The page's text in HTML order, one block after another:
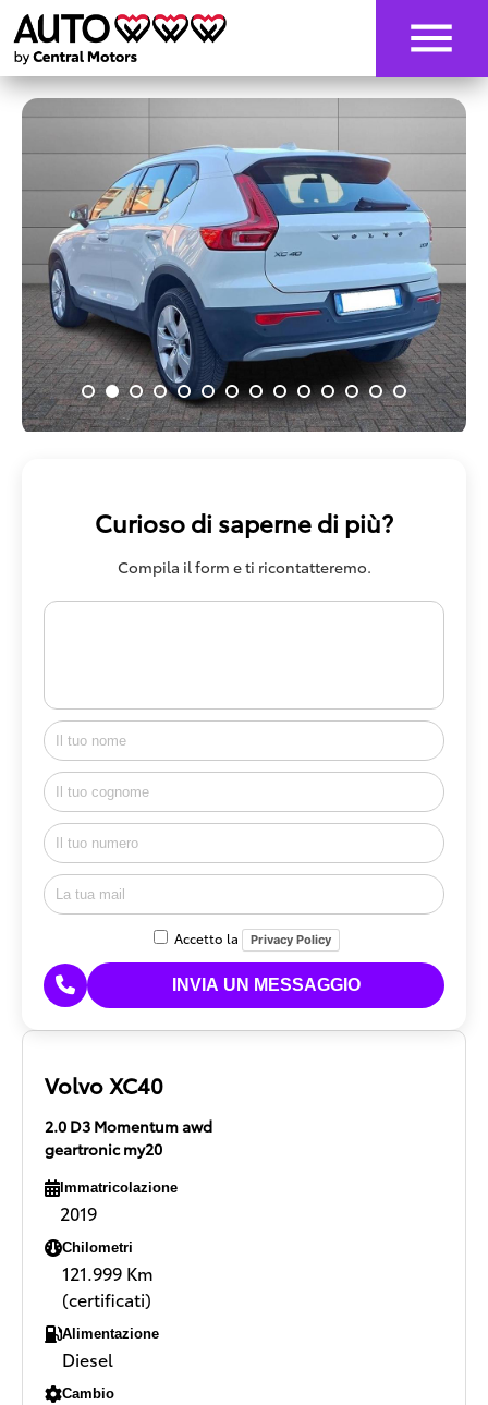
Curioso di saperne di più?
Compila il form e ti ricontatteremo.
Accetto la Privacy Policy
Volvo XC40
2.0 D3 Momentum awd
geartronic my20
Immatricolazione
2019
Chilometri
121.999 Km
(certificati)
Alimentazione
Diesel
Cambio